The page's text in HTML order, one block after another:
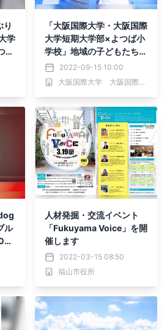
り
学
ま
「大阪国際大学・大阪国際
大学短期大学部×よつば小
学校」地域の子どもたちへ
「縁日」9/10に開催
2022-09-15 10:00
大阪国際大学 大阪国際大学短期大学部
ル
人材発掘・交流イベント
「Fukuyama Voice」を開
催します
2022-03-15 08:50
福山市役所